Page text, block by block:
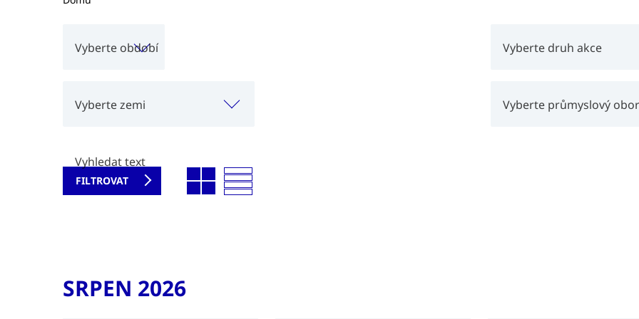
Vyberte období Vyberte druh akce
Vyberte zemi Vyberte průmyslový obor
Vyhledat text
SRPEN 2026